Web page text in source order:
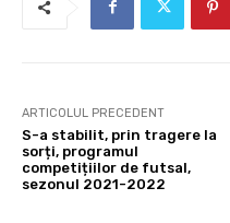
ARTICOLUL PRECEDENT
S-a stabilit, prin tragere la
sorți, programul
competițiilor de futsal,
sezonul 2021-2022